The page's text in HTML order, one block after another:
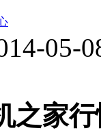
05-
家行